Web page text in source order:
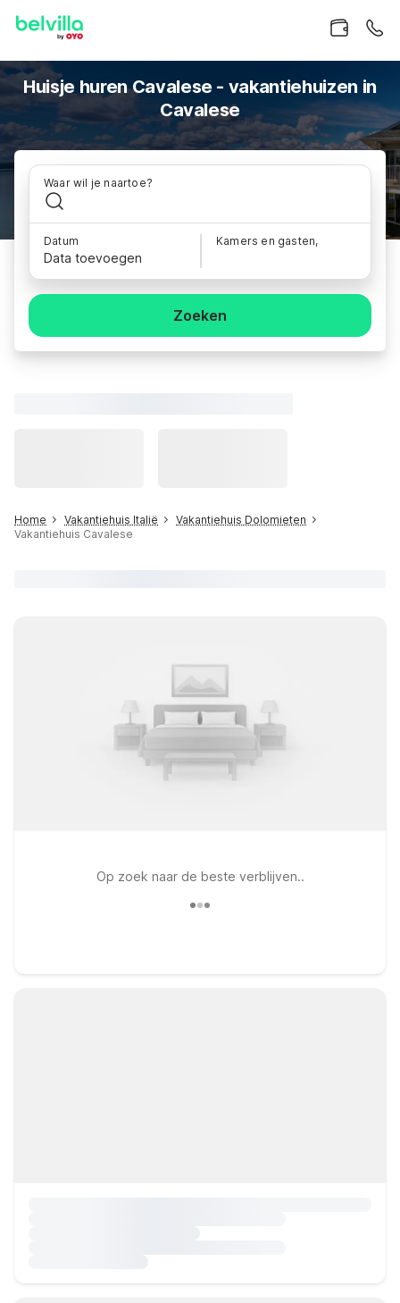
Huisje huren Cavalese - vakantiehuizen in
Cavalese
Waar wil je naartoe?
Datum
Data toevoegen
Kamers en gasten,
Zoeken
Home Vakantiehuis Italië
Vakantiehuis Dolomieten
Vakantiehuis Cavalese
Op zoek naar de beste verblijven..